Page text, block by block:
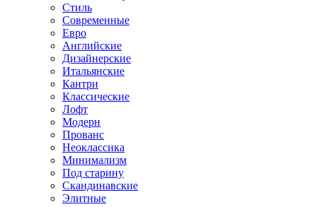
Стиль
Современные
Евро
Английские
Дизайнерские
Итальянские
Кантри
Классические
Лофт
Модерн
Прованс
Неоклассика
Минимализм
Под старину
Скандинавские
Элитные